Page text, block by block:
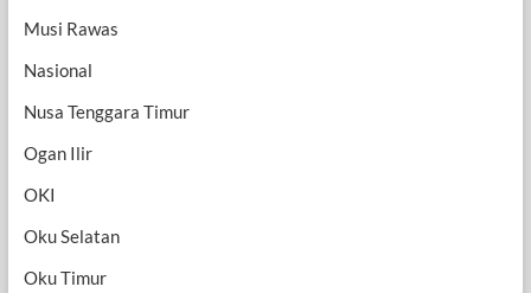
Musi Rawas
Nasional
Nusa Tenggara Timur
Ogan Ilir
OKI
Oku Selatan
Oku Timur